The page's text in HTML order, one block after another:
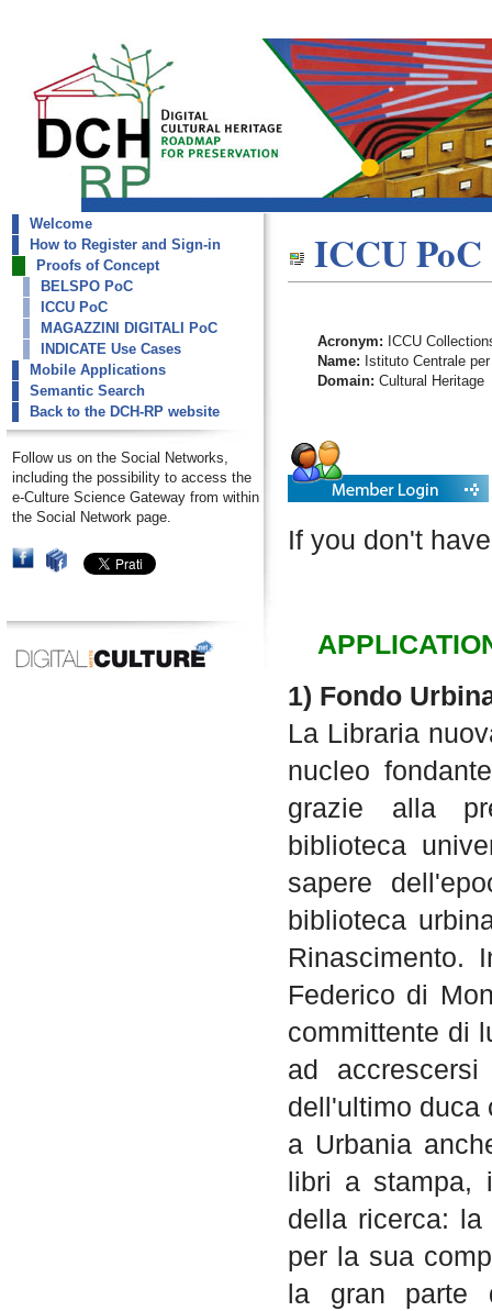
dch-rp
ICCU PoC
Welcome
How to Register and Sign-in
Proofs of Concept
BELSPO PoC
ICCU PoC
MAGAZZINI DIGITALI PoC
INDICATE Use Cases
Mobile Applications
Semantic Search
Back to the DCH-RP website
Follow us on the Social Networks,
including the possibility to access the
e-Culture Science Gateway from within
the Social Network page.
ICCU PoC
Acronym: ICCU
Name: Istituto Centrale
Domain: Cultural Heritage
If you don't
1) Fondo
La Libraria
nucleo
grazie alla
biblioteca
sapere
biblioteca
Rinascimento.
Federico di
committente di
ad
dell'ultimo duca
a Urbania
libri a stampa,
della ricerca:
per la sua
la gran parte